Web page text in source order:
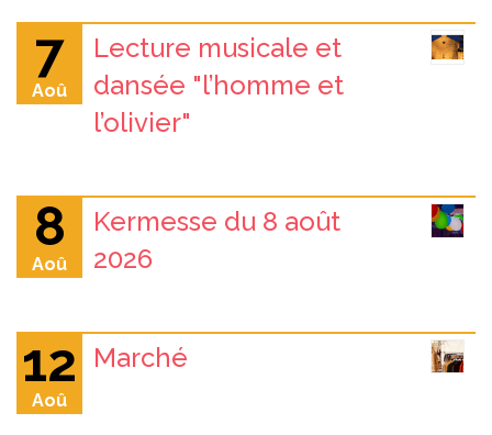
7
Aoû
Lecture musicale et
dansée "l’homme et
l’olivier"
8
Aoû
Kermesse du 8 août
2026
12
Aoû
Marché